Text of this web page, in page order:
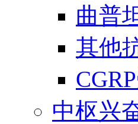
曲普
其他
中枢兴